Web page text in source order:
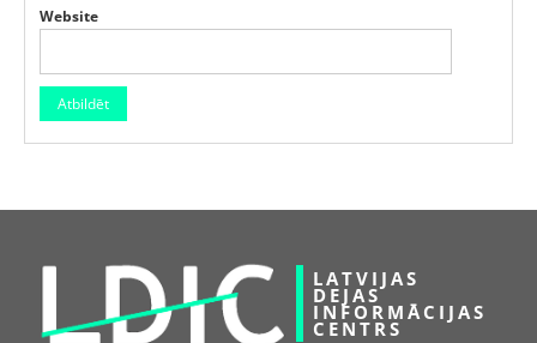
Website
LATVIJAS
DEJAS
INFORMĀCIJAS
CENTRS